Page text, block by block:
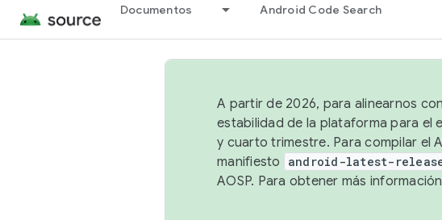
Documentos Android Code Search
A partir de 2026, para alinearnos
estabilidad de la plataforma para el
y cuarto trimestre. Para compilar el
manifiesto
android-latest-
AOSP. Para obtener más